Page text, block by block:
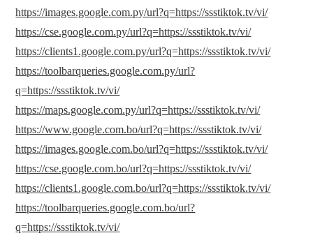
https://images.google.com.py/url?q=https://ssstiktok.tv/vi/
https://cse.google.com.py/url?q=https://ssstiktok.tv/vi/
https://clients1.google.com.py/url?q=https://ssstiktok.tv/vi/
https://toolbarqueries.google.com.py/url?
q=https://ssstiktok.tv/vi/
https://maps.google.com.py/url?q=https://ssstiktok.tv/vi/
https://www.google.com.bo/url?q=https://ssstiktok.tv/vi/
https://images.google.com.bo/url?q=https://ssstiktok.tv/vi/
https://cse.google.com.bo/url?q=https://ssstiktok.tv/vi/
https://clients1.google.com.bo/url?q=https://ssstiktok.tv/vi/
https://toolbarqueries.google.com.bo/url?
q=https://ssstiktok.tv/vi/